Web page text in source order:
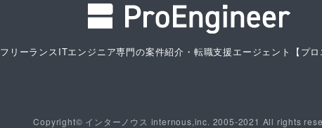
フリーランスITエンジニア専門の案件紹介・転職支援エージェント 【プ
Copyright© インターノウス internous,inc. 2005-2021 All rights